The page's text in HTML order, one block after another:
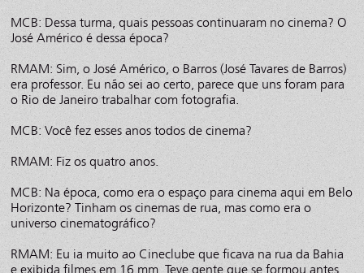
MCB: Dessa turma, quais pessoas continuaram no cinema? O
José Américo é dessa época?
RMAM: Sim, o José Américo, o Barros (José Tavares de Barros)
era professor. Eu não sei ao certo, parece que uns foram para
o Rio de Janeiro trabalhar com fotografia.
MCB: Você fez esses anos todos de cinema?
RMAM: Fiz os quatro anos.
MCB: Na época, como era o espaço para cinema aqui em Belo
Horizonte? Tinham os cinemas de rua, mas como era o
universo cinematográfico?
RMAM: Eu ia muito ao Cineclube que ficava na rua da Bahia
e exibida filmes em 16 mm. Teve gente que se formou antes